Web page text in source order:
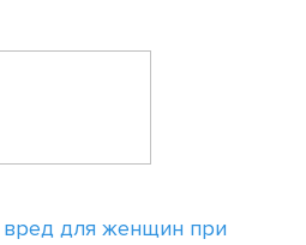
вред для женщин при